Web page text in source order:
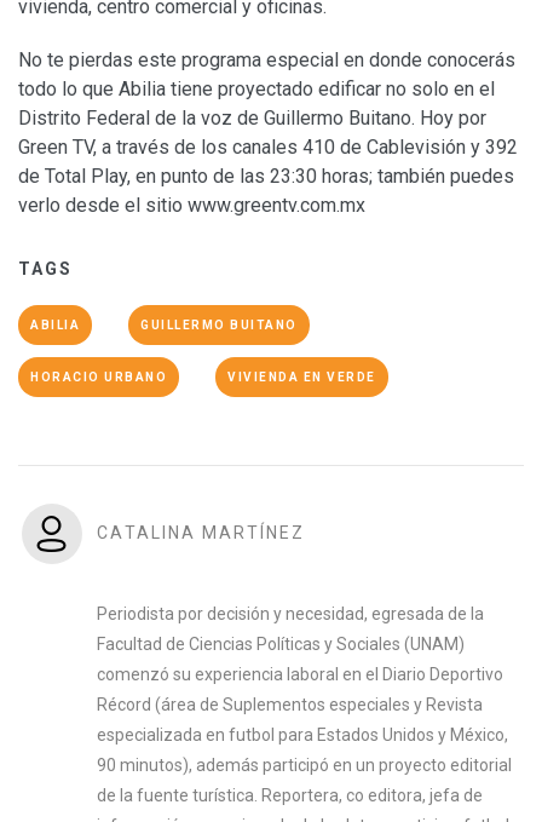
vivienda, centro comercial y oficinas.
No te pierdas este programa especial en donde conocerás
todo lo que Abilia tiene proyectado edificar no solo en el
Distrito Federal de la voz de Guillermo Buitano. Hoy por
Green TV, a través de los canales 410 de Cablevisión y 392
de Total Play, en punto de las 23:30 horas; también puedes
verlo desde el sitio www.greentv.com.mx
TAGS
ABILIA GUILLERMO BUITANO
HORACIO URBANO VIVIENDA EN VERDE
CATALINA MARTÍNEZ
Periodista por decisión y necesidad, egresada de la
Facultad de Ciencias Políticas y Sociales (UNAM)
comenzó su experiencia laboral en el Diario Deportivo
Récord (área de Suplementos especiales y Revista
especializada en futbol para Estados Unidos y México,
90 minutos), además participó en un proyecto editorial
de la fuente turística. Reportera, co editora, jefa de